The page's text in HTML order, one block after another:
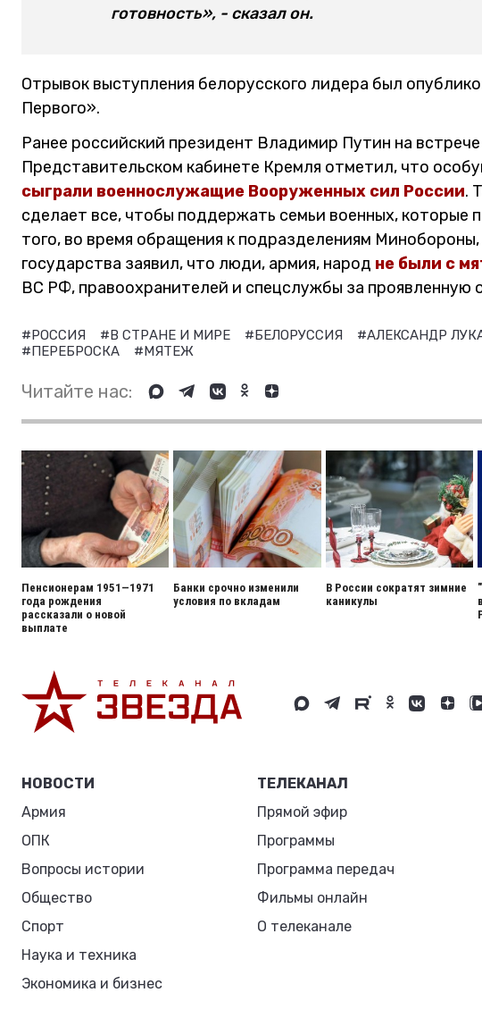
готовность», - сказал он.
Отрывок выступления белорусского лидера был
Первого».
Ранее российский президент Владимир Путин на
Представительском кабинете Кремля отметил, что
сыграли военнослужащие Вооруженных сил России.
сделает все, чтобы поддержать семьи военных, которые
того, во время обращения к подразделениям
государства заявил, что люди, армия, народ не были с
ВС РФ, правоохранителей и спецслужбы за проявленную
#РОССИЯ #В СТРАНЕ И МИРЕ #БЕЛОРУССИЯ #АЛЕКСАНДР
#ПЕРЕБРОСКА
#МЯТЕЖ
Читайте нас:
Пенсионерам 1951—1971
года рождения
рассказали о новой
выплате
Банки срочно изменили
условия по вкладам
В России сократят зимние
каникулы
НОВОСТИ
Армия
ОПК
Вопросы истории
Общество
Спорт
Наука и техника
Экономика и бизнес
ТЕЛЕКАНАЛ
Прямой эфир
Программы
Программа передач
Фильмы онлайн
О телеканале